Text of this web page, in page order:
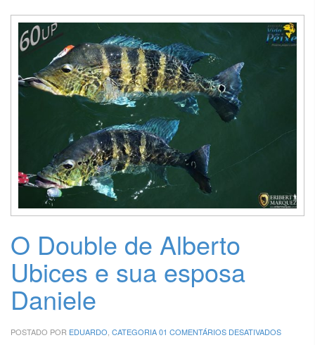
O Double de Alberto
Ubices e sua esposa
Daniele
POSTADO POR EDUARDO CATEGORIA 01 COMENTÁRIOS DESATIVADOSEM